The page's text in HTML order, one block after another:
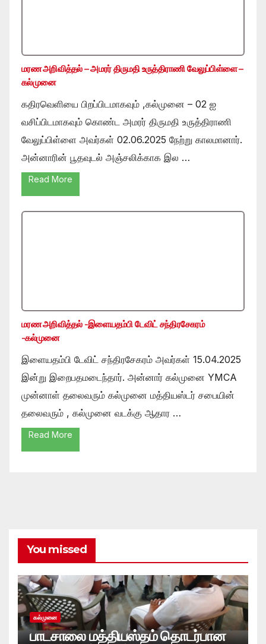
மரண அறிவித்தல் – அமரர் திருமதி உருத்திராணி வேலுப்பிள்ளை –
கல்முனை
கதிரவெளியை பிறப்பிடமாகவும் ,கல்முனை – 02 ஐ
வசிப்பிடமாகவும் கொண்ட அமரர் திருமதி உருத்திராணி
வேலுப்பிள்ளை அவர்கள் 02.06.2025 நேற்று காலமானார்.
அன்னாரின் பூதவுடல் அஞ்சலிக்காக இல …
Read More
மரண அறிவித்தல் -இளையதம்பி டேவிட் சந்திரசேகரம்
-கல்முனை
இளையதம்பி டேவிட் சந்திரசேகரம் அவர்கள் 15.04.2025
இன்று இறைபதமடைந்தார். அன்னார் கல்முனை YMCA
முன்னாள் தலைவரும் கல்முனை மத்தியஸ்டர் சபையின்
தலைவரும் , கல்முனை வடக்கு ஆதார …
Read More
You missed
கல்முனை
பாடசாலை மத்தியஸ்தம் தொடர்பான